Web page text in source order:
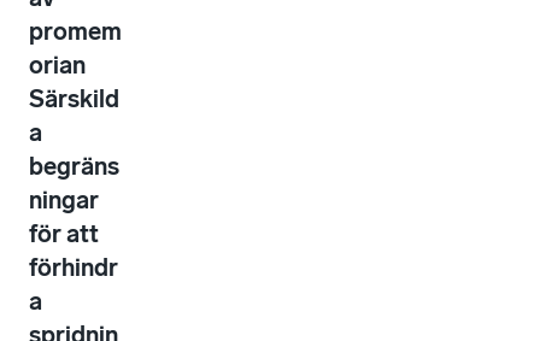
promem
orian
Särskild
a
begräns
ningar
för att
förhindr
a